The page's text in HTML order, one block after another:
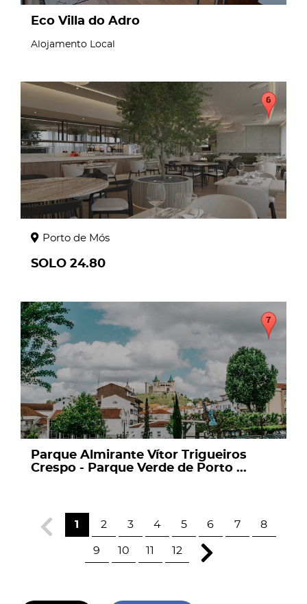
Eco Villa do Adro
Alojamento Local
page
Porto de Mós
SOLO 24.80
page
Parque Almirante Vítor Trigueiros
Crespo - Parque Verde de Porto ...
1 2 3 4 5 6 7 8
9 10 11 12